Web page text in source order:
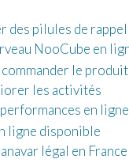
des pilules de rappel
NooCube en
le produit
les activités
en ligne
ligne disponible
légal en France